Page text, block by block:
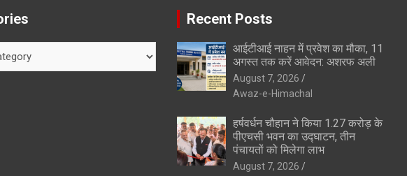
Recent Posts
आईटीआई नाहन में प्रवेश का मौका, 11
अगस्त तक करें आवेदन: अशरफ अली
August 7, 2026
Awaz-e-Himachal
हर्षवर्धन चौहान ने किया 1.27 करोड़ के
पीएचसी भवन का उद्घाटन, तीन
पंचायतों को मिलेगा लाभ
August 7, 2026